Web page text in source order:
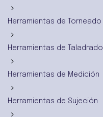
Herramientas de Torneado
Herramientas de Taladrado
Herramientas de Medición
Herramientas de Sujeción